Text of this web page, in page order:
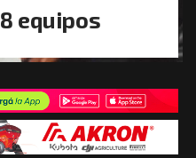
equipos